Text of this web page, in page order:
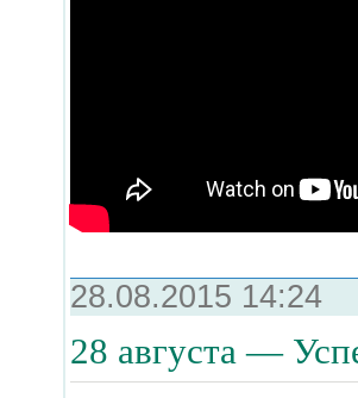
28.08.2015 14:24
28 августа —